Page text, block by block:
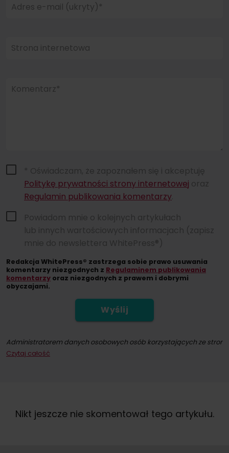
Adres e-mail (ukryty)*
Strona internetowa
Komentarz*
* Oświadczam, że zapoznałem się i akceptuję
Politykę prywatności strony internetowej oraz
Regulamin publikowania komentarzy
Powiadom mnie o kolejnych artykułach
lub innych wartościowych informacjach (zapisz
mnie do newslettera WhitePress®)
Redakcja WhitePress® zastrzega sobie prawo usuwania
komentarzy niezgodnych z Regulaminem publikowania
komentarzy oraz niezgodnych z prawem i dobrymi
obyczajami.
Wyślij
Administratorem danych osobowych osób korzystających ze strony
Dokonując zapisu na newsletter wyrażacie Państwo zgodę na
Czytaj całość
Nikt jeszcze nie skomentował tego artykułu.